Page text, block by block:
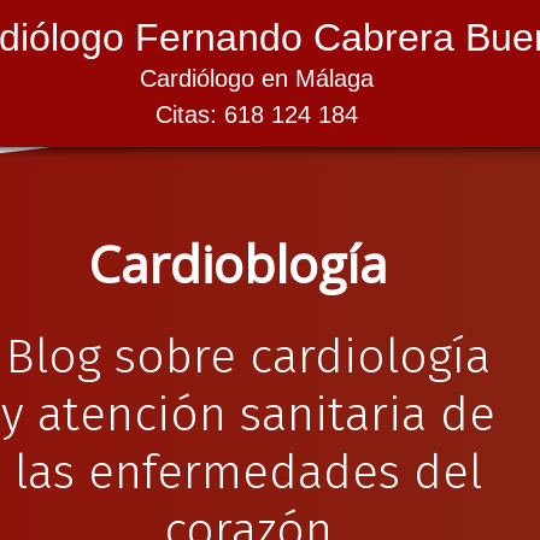
Fernando Cabrera
Cardiólogo en Málaga
Citas: 618 124 184
Cardioblogía
Blog sobre cardiología
y atención sanitaria de
las enfermedades del